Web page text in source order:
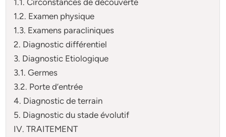
1.2. Examen physique
1.3. Examens paracliniques
2. Diagnostic différentiel
3. Diagnostic Etiologique
3.1. Germes
3.2. Porte d’entrée
4. Diagnostic de terrain
5. Diagnostic du stade évolutif
IV. TRAITEMENT